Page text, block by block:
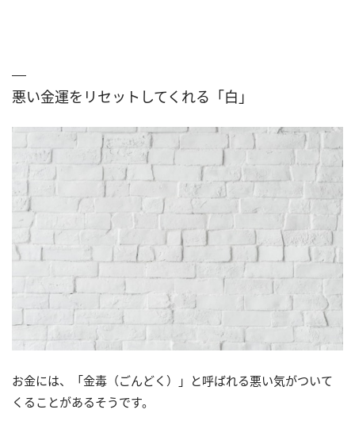
悪い金運をリセットしてくれる「白」
お金には、「金毒（ごんどく）」と呼ばれる悪い気がついて
くることがあるそうです。